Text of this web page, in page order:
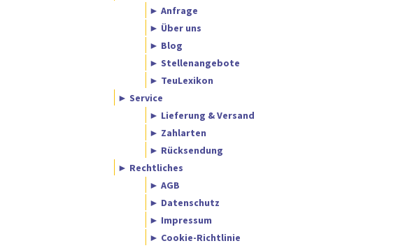
► Anfrage
► Über uns
► Blog
► Stellenangebote
► TeuLexikon
► Service
► Lieferung & Versand
► Zahlarten
► Rücksendung
► Rechtliches
► AGB
► Datenschutz
► Impressum
► Cookie-Richtlinie